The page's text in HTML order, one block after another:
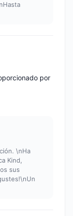
por
\nHa
Kind,
sus